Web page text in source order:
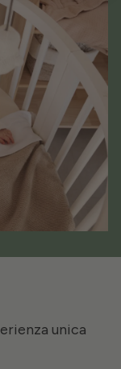
unica